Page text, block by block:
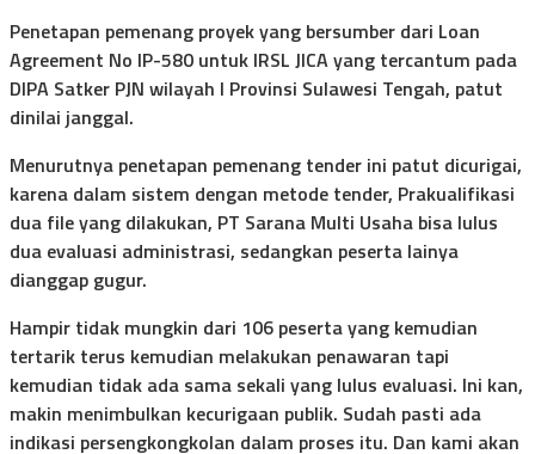
Penetapan pemenang proyek yang bersumber dari Loan
Agreement No IP-580 untuk IRSL JICA yang tercantum pada
DIPA Satker PJN wilayah I Provinsi Sulawesi Tengah, patut
dinilai janggal.
Menurutnya penetapan pemenang tender ini patut dicurigai,
karena dalam sistem dengan metode tender, Prakualifikasi
dua file yang dilakukan, PT Sarana Multi Usaha bisa lulus
dua evaluasi administrasi, sedangkan peserta lainya
dianggap gugur.
Hampir tidak mungkin dari 106 peserta yang kemudian
tertarik terus kemudian melakukan penawaran tapi
kemudian tidak ada sama sekali yang lulus evaluasi. Ini kan,
makin menimbulkan kecurigaan publik. Sudah pasti ada
indikasi persengkongkolan dalam proses itu. Dan kami akan